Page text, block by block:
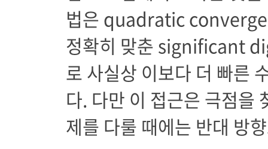
법은 quadratic
정확히 맞춘 significant
로 사실상 이보다 더 빠른
다. 다만 이 접근은 극점
제를 다룰 때에는 반대 방